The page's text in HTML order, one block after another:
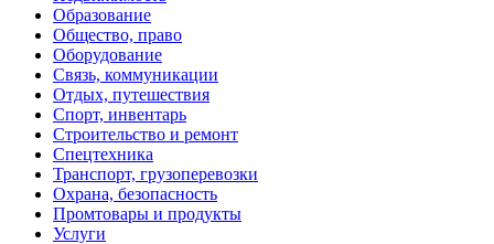
Образование
Общество, право
Оборудование
Связь, коммуникации
Отдых, путешествия
Спорт, инвентарь
Строительство и ремонт
Спецтехника
Транспорт, грузоперевозки
Охрана, безопасность
Промтовары и продукты
Услуги